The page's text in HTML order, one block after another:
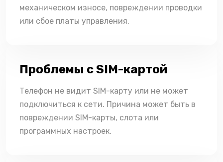
механическом износе, повреждении проводки
или сбое платы управления.
Проблемы с SIM-картой
Телефон не видит SIM-карту или не может
подключиться к сети. Причина может быть в
повреждении SIM-карты, слота или
программных настроек.